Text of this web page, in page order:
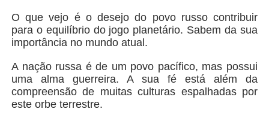
O que vejo é o desejo do povo russo contribuir
para o equilíbrio do jogo planetário. Sabem da sua
importância no mundo atual.
A nação russa é de um povo pacífico, mas possui
uma alma guerreira. A sua fé está além da
compreensão de muitas culturas espalhadas por
este orbe terrestre.